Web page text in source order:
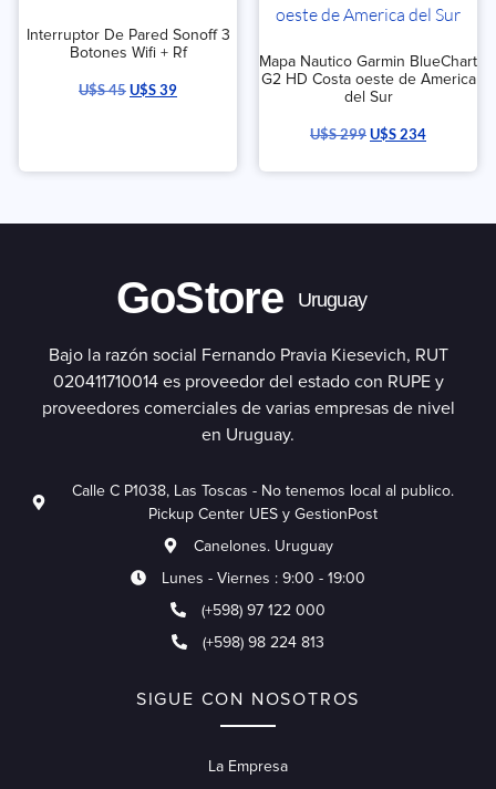
Interruptor De Pared Sonoff 3
Botones Wifi + Rf
U$S45U$S39
Mapa Nautico Garmin BlueChart
G2 HD Costa oeste de America
del Sur
U$S299U$S234
GoStore Uruguay
Bajo la razón social Fernando Pravia Kiesevich, RUT
020411710014 es proveedor del estado con RUPE y
proveedores comerciales de varias empresas de nivel
en Uruguay.
Calle C P1038, Las Toscas - No tenemos local al publico.
Pickup Center UES y GestionPost
Canelones. Uruguay
Lunes - Viernes : 9:00 - 19:00
(+598) 97 122 000
(+598) 98 224 813
SIGUE CON NOSOTROS
La Empresa